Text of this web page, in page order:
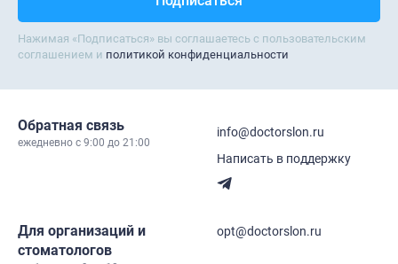
Нажимая «Подписаться» вы соглашаетесь с пользовательским
соглашением и политикой конфиденциальности
Обратная связь
ежедневно c 9:00 до 21:00
info@doctorslon.ru
Написать в поддержку
Для организаций и
стоматологов
opt@doctorslon.ru